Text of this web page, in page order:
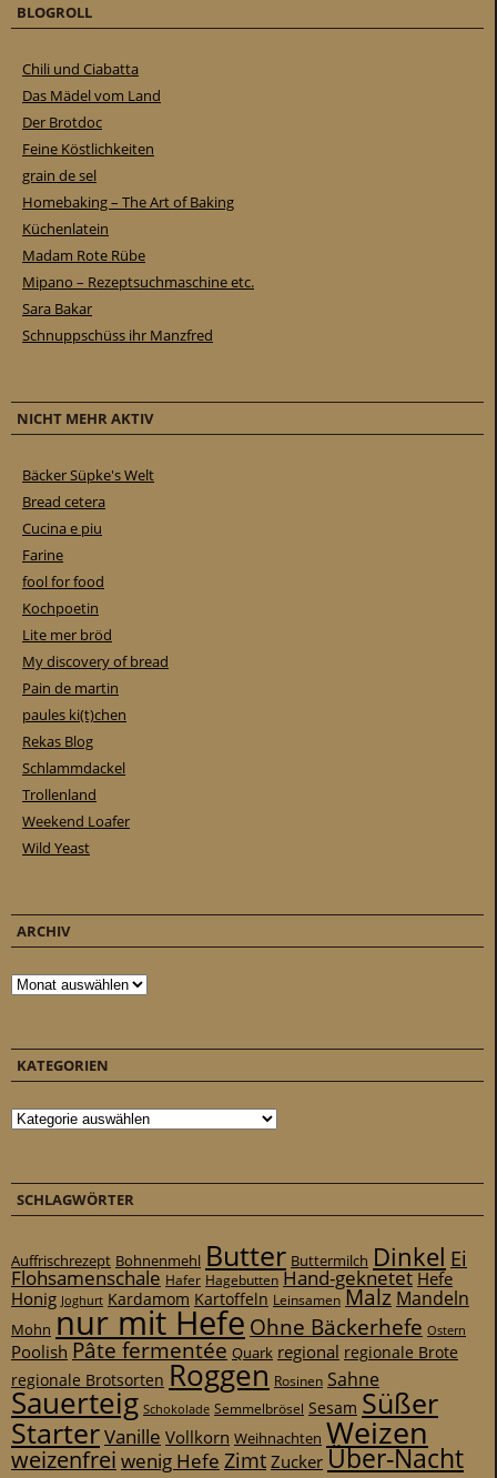
BLOGROLL
Chili und Ciabatta
Das Mädel vom Land
Der Brotdoc
Feine Köstlichkeiten
grain de sel
Homebaking – The Art of Baking
Küchenlatein
Madam Rote Rübe
Mipano – Rezeptsuchmaschine etc.
Sara Bakar
Schnuppschüss ihr Manzfred
NICHT MEHR AKTIV
Bäcker Süpke's Welt
Bread cetera
Cucina e piu
Farine
fool for food
Kochpoetin
Lite mer bröd
My discovery of bread
Pain de martin
paules ki(t)chen
Rekas Blog
Schlammdackel
Trollenland
Weekend Loafer
Wild Yeast
ARCHIV
Archiv
KATEGORIEN
Kategorien
SCHLAGWÖRTER
Auffrischrezept Bohnenmehl Butter Buttermilch Dinkel Ei
Flohsamenschale Hafer Hagebutten Hand-geknetet Hefe
Honig Joghurt Kardamom Kartoffeln Leinsamen Malz Mandeln
Mohn nur mit Hefe Ohne Bäckerhefe Ostern
Poolish Pâte fermentée Quark regional regionale Brote
regionale Brotsorten Roggen Rosinen Sahne
Sauerteig Schokolade Semmelbrösel Sesam Süßer
StarterVanille Vollkorn Weihnachten Weizen
weizenfrei wenig Hefe ZimtZuckerÜber-Nacht